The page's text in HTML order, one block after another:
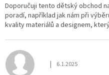
Doporučuji tento dětský obchod
poradí, například jak nám při
kvality materiálů a designem,
Hodnocení obchodu
| 6.1.2025